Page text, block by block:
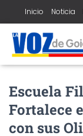
Inicio Noticia
Escuela
Fortalece
con sus